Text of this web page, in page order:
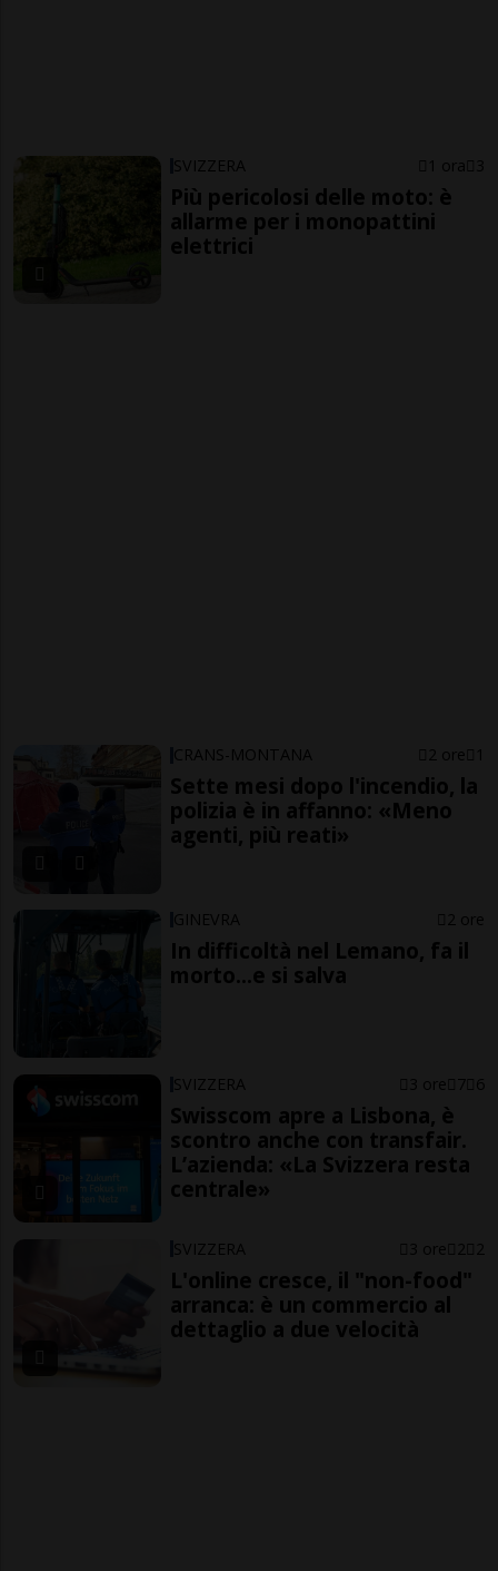
SVIZZERA 1 ora 3
Più pericolosi delle moto: è
allarme per i monopattini
elettrici
CRANS-MONTANA 2 ore 1
Sette mesi dopo l'incendio, la
polizia è in affanno: «Meno
agenti, più reati»
GINEVRA 2 ore
In difficoltà nel Lemano, fa il
morto...e si salva
SVIZZERA 3 ore 7 6
Swisscom apre a Lisbona, è
scontro anche con transfair.
L’azienda: «La Svizzera resta
centrale»
SVIZZERA 3 ore 2 2
L'online cresce, il "non-food"
arranca: è un commercio al
dettaglio a due velocità